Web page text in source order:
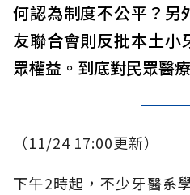
何認為制度不公平？另
友聯合會則反批本土小
眾權益。到底對民眾醫
（11/24 17:00更新）
下午2時起，不少牙醫系